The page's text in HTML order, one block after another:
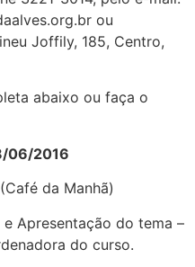
ou
Joffily, 185, Centro,
abaixo ou faça o
06/2016
da Manhã)
Apresentação do tema –
do curso.